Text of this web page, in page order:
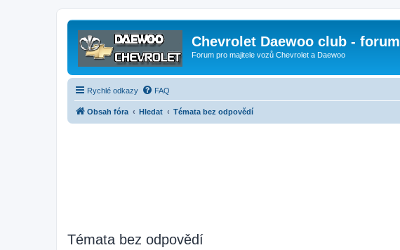
Chevrolet Daewoo club - forum
Forum pro majitele vozů Chevrolet a Daewoo
Rychlé odkazy FAQ
Obsah fóra Hledat Témata bez odpovědí
Témata bez odpovědí